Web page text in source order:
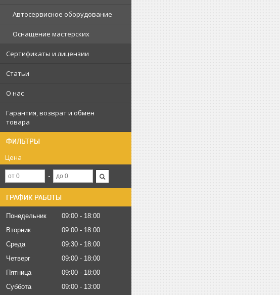
Автосервисное оборудование
Оснащение мастерских
Сертификаты и лицензии
Статьи
О нас
Гарантия, возврат и обмен
товара
ФИЛЬТРЫ
Цена
ГРАФИК РАБОТЫ
Понедельник 09:00
18:00
Вторник
09:00
18:00
Среда
09:30
18:00
Четверг
09:00
18:00
Пятница
09:00
18:00
Суббота
09:00
13:00